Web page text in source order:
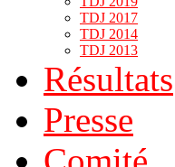
TDJ 2017
TDJ 2014
TDJ 2013
Résultats
Presse